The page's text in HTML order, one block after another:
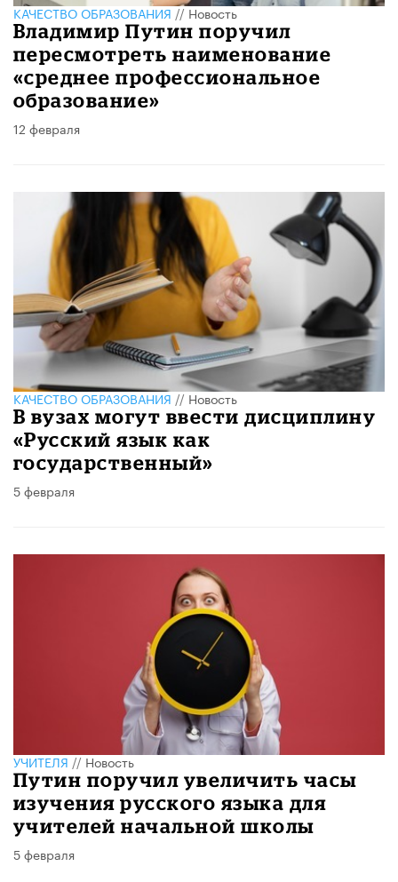
КАЧЕСТВО ОБРАЗОВАНИЯ//Новость
Владимир Путин поручил
пересмотреть наименование
«среднее профессиональное
образование»
12 февраля
КАЧЕСТВО ОБРАЗОВАНИЯ//Новость
В вузах могут ввести дисциплину
«Русский язык как
государственный»
5 февраля
УЧИТЕЛЯ//Новость
Путин поручил увеличить часы
изучения русского языка для
учителей начальной школы
5 февраля